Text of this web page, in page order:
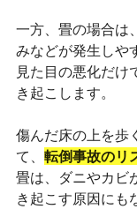
一方、畳の場合は
みなどが発生しや
見た目の悪化だけ
き起こします。
傷んだ床の上を歩
て、 転倒事故のリ
畳は、ダニやカビ
き起こす原因にも